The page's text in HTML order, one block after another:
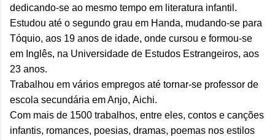
dedicando-se ao mesmo tempo em literatura infantil.
Estudou até o segundo grau em Handa, mudando-se para
Tóquio, aos 19 anos de idade, onde cursou e formou-se
em Inglês, na Universidade de Estudos Estrangeiros, aos
23 anos.
Trabalhou em vários empregos até tornar-se professor de
escola secundária em Anjo, Aichi.
Com mais de 1500 trabalhos, entre eles, contos e canções
infantis, romances, poesias, dramas, poemas nos estilos